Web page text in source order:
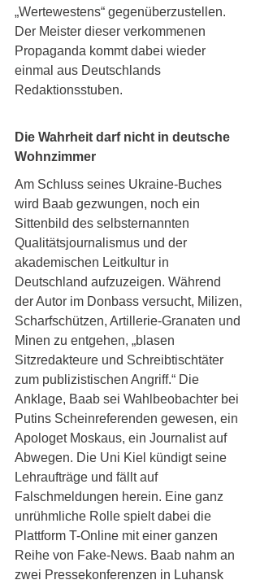
„Wertewestens“ gegenüberzustellen.
Der Meister dieser verkommenen
Propaganda kommt dabei wieder
einmal aus Deutschlands
Redaktionsstuben.
Die Wahrheit darf nicht in deutsche
Wohnzimmer
Am Schluss seines Ukraine-Buches
wird Baab gezwungen, noch ein
Sittenbild des selbsternannten
Qualitätsjournalismus und der
akademischen Leitkultur in
Deutschland aufzuzeigen. Während
der Autor im Donbass versucht, Milizen,
Scharfschützen, Artillerie-Granaten und
Minen zu entgehen, „blasen
Sitzredakteure und Schreibtischtäter
zum publizistischen Angriff.“ Die
Anklage, Baab sei Wahlbeobachter bei
Putins Scheinreferenden gewesen, ein
Apologet Moskaus, ein Journalist auf
Abwegen. Die Uni Kiel kündigt seine
Lehraufträge und fällt auf
Falschmeldungen herein. Eine ganz
unrühmliche Rolle spielt dabei die
Plattform T-Online mit einer ganzen
Reihe von Fake-News. Baab nahm an
zwei Pressekonferenzen in Luhansk